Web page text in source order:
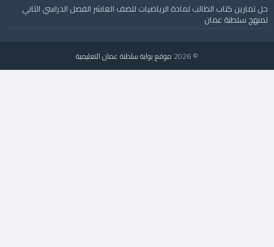
حل تمارين كتاب الطالب لمادة الرياضيات للصف العاشر الفصل الدراسي الثاني
لمنهج سلطنة عمان
© 2026 موقع بوابة سلطنة عمان التعليمية